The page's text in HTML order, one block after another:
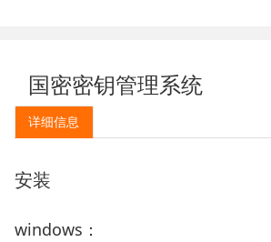
国密密钥管理系统
详细信息
安装
windows ：